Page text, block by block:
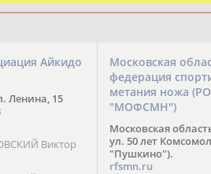
Айкидо
Ленина, 15
Виктор
Московская
федерация
метания ножа
"МОФСМН")
Московская
ул. 50 лет
"Пушкино").
rfsmn.ru